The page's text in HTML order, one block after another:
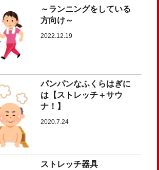
～ランニングをしている
方向け～
2022.12.19
パンパンなふくらはぎに
は【ストレッチ＋サウ
ナ！】
2020.7.24
ストレッチ器具